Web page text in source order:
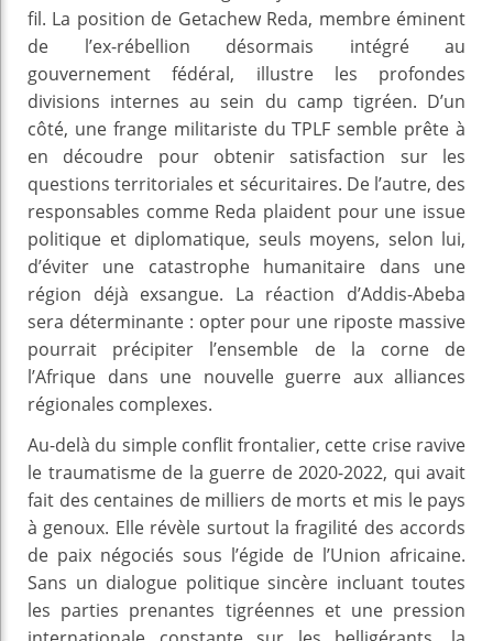
fil. La position de Getachew Reda, membre éminent
de l’ex-rébellion désormais intégré au
gouvernement fédéral, illustre les profondes
divisions internes au sein du camp tigréen. D’un
côté, une frange militariste du TPLF semble prête à
en découdre pour obtenir satisfaction sur les
questions territoriales et sécuritaires. De l’autre, des
responsables comme Reda plaident pour une issue
politique et diplomatique, seuls moyens, selon lui,
d’éviter une catastrophe humanitaire dans une
région déjà exsangue. La réaction d’Addis-Abeba
sera déterminante : opter pour une riposte massive
pourrait précipiter l’ensemble de la corne de
l’Afrique dans une nouvelle guerre aux alliances
régionales complexes.
Au-delà du simple conflit frontalier, cette crise ravive
le traumatisme de la guerre de 2020-2022, qui avait
fait des centaines de milliers de morts et mis le pays
à genoux. Elle révèle surtout la fragilité des accords
de paix négociés sous l’égide de l’Union africaine.
Sans un dialogue politique sincère incluant toutes
les parties prenantes tigréennes et une pression